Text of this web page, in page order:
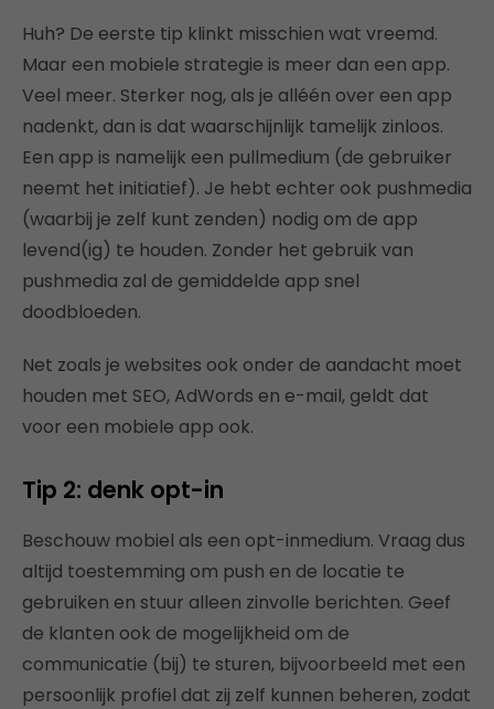
Huh? De eerste tip klinkt misschien wat vreemd.
Maar een mobiele strategie is meer dan een app.
Veel meer. Sterker nog, als je alléén over een app
nadenkt, dan is dat waarschijnlijk tamelijk zinloos.
Een app is namelijk een pullmedium (de gebruiker
neemt het initiatief). Je hebt echter ook pushmedia
(waarbij je zelf kunt zenden) nodig om de app
levend(ig) te houden. Zonder het gebruik van
pushmedia zal de gemiddelde app snel
doodbloeden.
Net zoals je websites ook onder de aandacht moet
houden met SEO, AdWords en e-mail, geldt dat
voor een mobiele app ook.
Tip 2: denk opt-in
Beschouw mobiel als een opt-inmedium. Vraag dus
altijd toestemming om push en de locatie te
gebruiken en stuur alleen zinvolle berichten. Geef
de klanten ook de mogelijkheid om de
communicatie (bij) te sturen, bijvoorbeeld met een
persoonlijk profiel dat zij zelf kunnen beheren, zodat